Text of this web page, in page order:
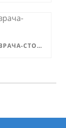
МЕДИЦИНСКАЯ СЕСТРА / АССИСТЕНТ ВРАЧА-СТОМАТОЛОГА